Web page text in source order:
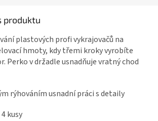
produktu
plastových profi vykrajovačů na
hmoty, kdy třemi kroky vyrobíte
Perko v držadle usnadňuje vratný chod
rýhováním usnadní práci s detaily
4 kusy